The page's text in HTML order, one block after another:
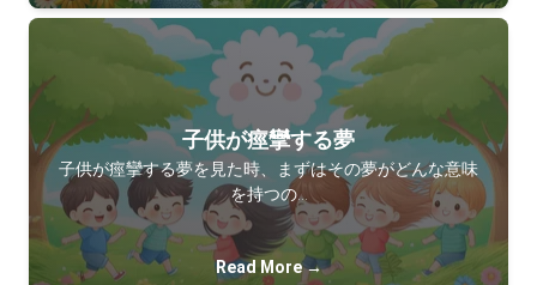
子供が痙攣する夢
子供が痙攣する夢を見た時、まずはその夢がどんな意味
を持つの…
Read More →